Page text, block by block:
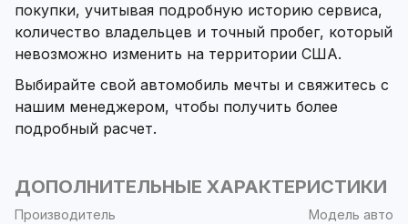
покупки, учитывая подробную историю сервиса,
количество владельцев и точный пробег, который
невозможно изменить на территории США.
Выбирайте свой автомобиль мечты и свяжитесь с
нашим менеджером, чтобы получить более
подробный расчет.
ДОПОЛНИТЕЛЬНЫЕ ХАРАКТЕРИСТИКИ
Производитель Модель авто